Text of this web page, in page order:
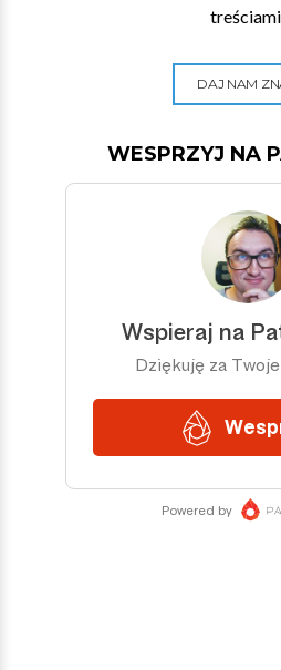
DAJ NAM
WESPRZYJ NA